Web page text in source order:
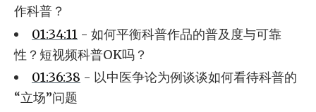
作科普？
01:34:11 - 如何平衡科普作品的普及度与可靠
性？短视频科普OK吗？
01:36:38 - 以中医争论为例谈谈如何看待科普的
“立场”问题